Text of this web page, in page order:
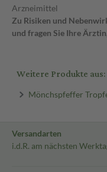
Arzneimittel
Zu Risiken und
und fragen Sie Ihre
Weitere Produkte aus:
Mönchspfeffer
Versandarten
i.d.R. am nächsten